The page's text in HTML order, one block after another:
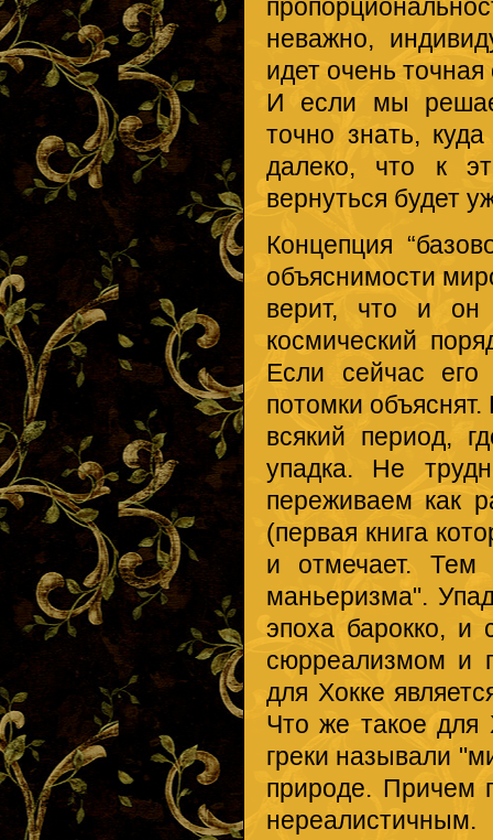
неважно,
идет очень
И если мы
точно знать,
далеко, что к
вернуться будет
Концепция
объяснимости
верит, что и
космический
Если сейчас
потомки
всякий период,
упадка. Не
переживаем как
(первая книга
и отмечает. Тем
маньеризма".
эпоха барокко, и
сюрреализмом и
для Хокке
Что же такое для
греки называли
природе. Причем
нереалистичным.